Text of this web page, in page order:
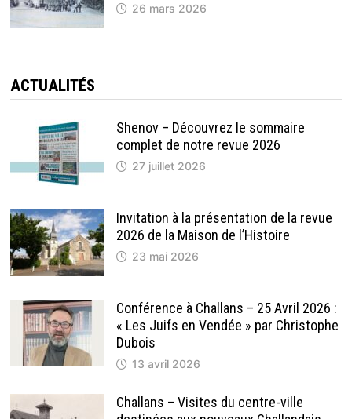
26 mars 2026
ACTUALITÉS
Shenov – Découvrez le sommaire
complet de notre revue 2026
27 juillet 2026
Invitation à la présentation de la revue
2026 de la Maison de l’Histoire
23 mai 2026
Conférence à Challans – 25 Avril 2026 :
« Les Juifs en Vendée » par Christophe
Dubois
13 avril 2026
Challans – Visites du centre-ville